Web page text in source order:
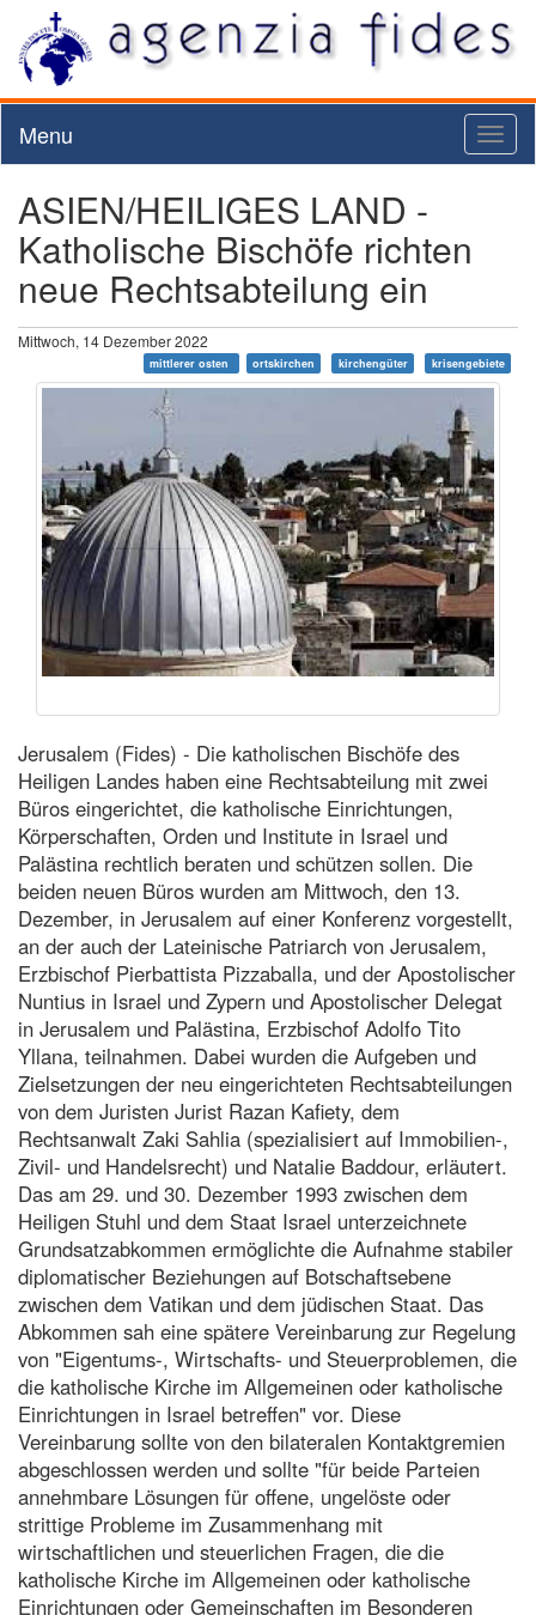
Menu
ASIEN/HEILIGES LAND -
Katholische Bischöfe richten
neue Rechtsabteilung ein
Mittwoch, 14 Dezember 2022
mittlerer osten ortskirchen kirchengüter krisengebiete
Jerusalem (Fides) - Die katholischen Bischöfe des
Heiligen Landes haben eine Rechtsabteilung mit zwei
Büros eingerichtet, die katholische Einrichtungen,
Körperschaften, Orden und Institute in Israel und
Palästina rechtlich beraten und schützen sollen. Die
beiden neuen Büros wurden am Mittwoch, den 13.
Dezember, in Jerusalem auf einer Konferenz vorgestellt,
an der auch der Lateinische Patriarch von Jerusalem,
Erzbischof Pierbattista Pizzaballa, und der Apostolischer
Nuntius in Israel und Zypern und Apostolischer Delegat
in Jerusalem und Palästina, Erzbischof Adolfo Tito
Yllana, teilnahmen. Dabei wurden die Aufgeben und
Zielsetzungen der neu eingerichteten Rechtsabteilungen
von dem Juristen Jurist Razan Kafiety, dem
Rechtsanwalt Zaki Sahlia (spezialisiert auf Immobilien-,
Zivil- und Handelsrecht) und Natalie Baddour, erläutert.
Das am 29. und 30. Dezember 1993 zwischen dem
Heiligen Stuhl und dem Staat Israel unterzeichnete
Grundsatzabkommen ermöglichte die Aufnahme stabiler
diplomatischer Beziehungen auf Botschaftsebene
zwischen dem Vatikan und dem jüdischen Staat. Das
Abkommen sah eine spätere Vereinbarung zur Regelung
von "Eigentums-, Wirtschafts- und Steuerproblemen, die
die katholische Kirche im Allgemeinen oder katholische
Einrichtungen in Israel betreffen" vor. Diese
Vereinbarung sollte von den bilateralen Kontaktgremien
abgeschlossen werden und sollte "für beide Parteien
annehmbare Lösungen für offene, ungelöste oder
strittige Probleme im Zusammenhang mit
wirtschaftlichen und steuerlichen Fragen, die die
katholische Kirche im Allgemeinen oder katholische
Einrichtungen oder Gemeinschaften im Besonderen